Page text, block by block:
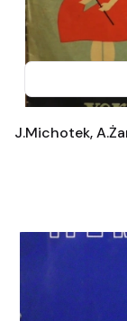
J.Michotek,